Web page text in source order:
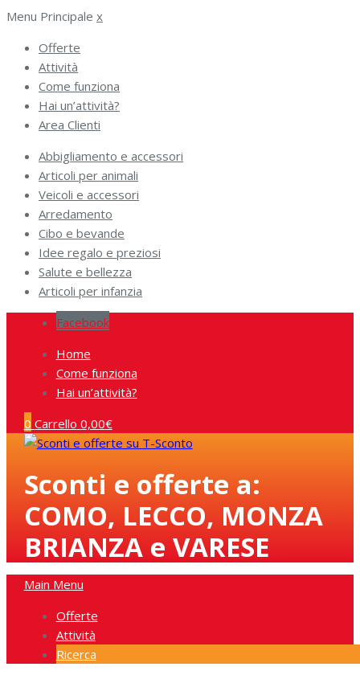
Menu Principale x
Offerte
Attività
Come funziona
Hai un’attività?
Area Clienti
Abbigliamento e accessori
Articoli per animali
Veicoli e accessori
Arredamento
Cibo e bevande
Idee regalo e preziosi
Salute e bellezza
Articoli per infanzia
Facebook
Home
Come funziona
Hai un’attività?
0 Carrello 0,00€
Sconti e offerte a:
COMO, LECCO, MONZA
BRIANZA e VARESE
Main Menu
Offerte
Attività
Ricerca